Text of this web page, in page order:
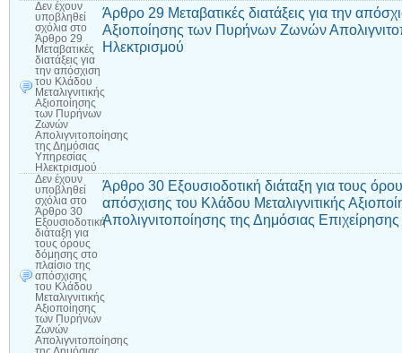
Δεν έχουν
υποβληθεί
σχόλια στο
Άρθρο 29
Μεταβατικές
διατάξεις για
την απόσχιση
του Κλάδου
Μεταλιγνιτικής
Αξιοποίησης
των Πυρήνων
Ζωνών
Απολιγνιτοποίησης
της Δημόσιας
Υπηρεσίας
Ηλεκτρισμού
Άρθρο 29 Μεταβατικές διατάξεις για την
Αξιοποίησης των Πυρήνων Ζωνών
Ηλεκτρισμού
Δεν έχουν
υποβληθεί
σχόλια στο
Άρθρο 30
Εξουσιοδοτική
διάταξη για
τους όρους
δόμησης στο
πλαίσιο της
απόσχισης
του Κλάδου
Μεταλιγνιτικής
Αξιοποίησης
των Πυρήνων
Ζωνών
Απολιγνιτοποίησης
Άρθρο 30 Εξουσιοδοτική διάταξη για τους
απόσχισης του Κλάδου Μεταλιγνιτικής
Απολιγνιτοποίησης της Δημόσιας